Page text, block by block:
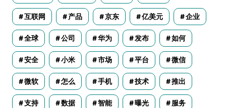
互联网 产品 京东 亿美元 企业
全球 公司 华为 发布 如何
安全 小米 市场 平台 微信
微软 怎么 手机 技术 推出
支持 数据 智能 曝光 服务